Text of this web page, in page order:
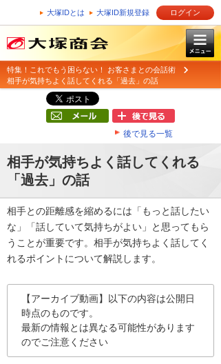
大塚IDとは 大塚ID新規登録 ログイン
特集！これでもう困らない！ お客さまとの会話術
相手が気持ちよく話してくれる「過去」の話
後で見る一覧
相手が気持ちよく話してくれる
「過去」の話
相手との距離感を縮めるには「もっと話したい
な」「話していて気持ちがよい」と思ってもら
うことが重要です。相手が気持ちよく話してく
れるポイントについて解説します。
【アーカイブ動画】以下の内容は公開日
時点のものです。
最新の情報とは異なる可能性があります
のでご注意ください